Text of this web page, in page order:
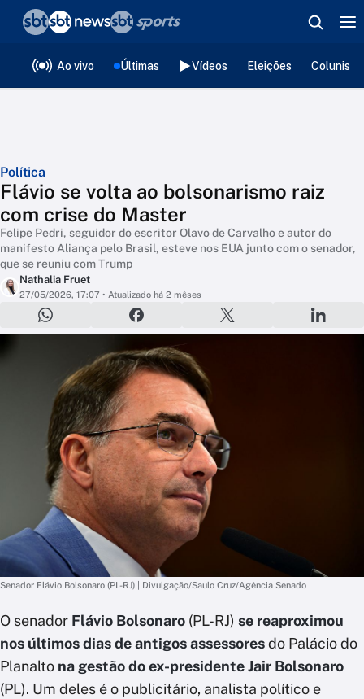
Ao vivo Últimas Vídeos Eleições
Política
Flávio se volta ao bolsonarismo raiz
com crise do Master
Felipe Pedri, seguidor do escritor Olavo de Carvalho e autor do
manifesto Aliança pelo Brasil, esteve nos EUA junto com o senador,
que se reuniu com Trump
Nathalia Fruet
27/05/2026, 17:07 • Atualizado há 2 mêses
Senador Flávio Bolsonaro (PL-RJ) | Divulgação/Saulo Cruz/Agência Senado
O senador Flávio Bolsonaro (PL-RJ) se reaproximou
nos últimos dias de antigos assessoresdo Palácio do
Planalto na gestão do ex-presidente Jair Bolsonaro
(PL). Um deles é o publicitário, analista político e
❮voltar
Editorias